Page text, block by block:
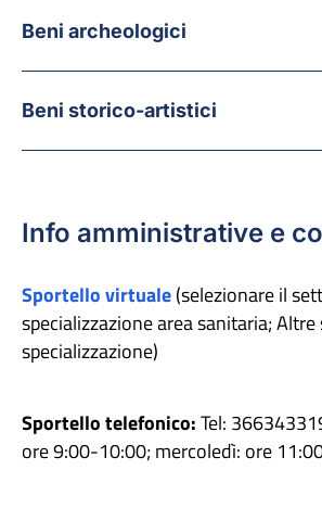
Beni archeologici
Beni storico-artistici
Info amministrative e
Sportello virtuale(selezionare il
specializzazione area sanitaria; Altre
specializzazione)
Sportello telefonico:Tel:
ore 9:00-10:00; mercoledì: ore